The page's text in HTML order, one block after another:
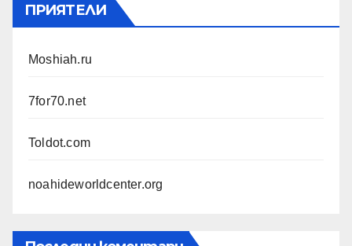
ПРИЯТЕЛИ
Moshiah.ru
7for70.net
Toldot.com
noahideworldcenter.org